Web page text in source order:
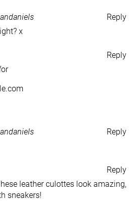
Reply
x
Reply
Reply
Reply
leather culottes look amazing,
sneakers!